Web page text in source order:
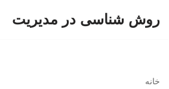
روش شناسی در مدیریت
خانه